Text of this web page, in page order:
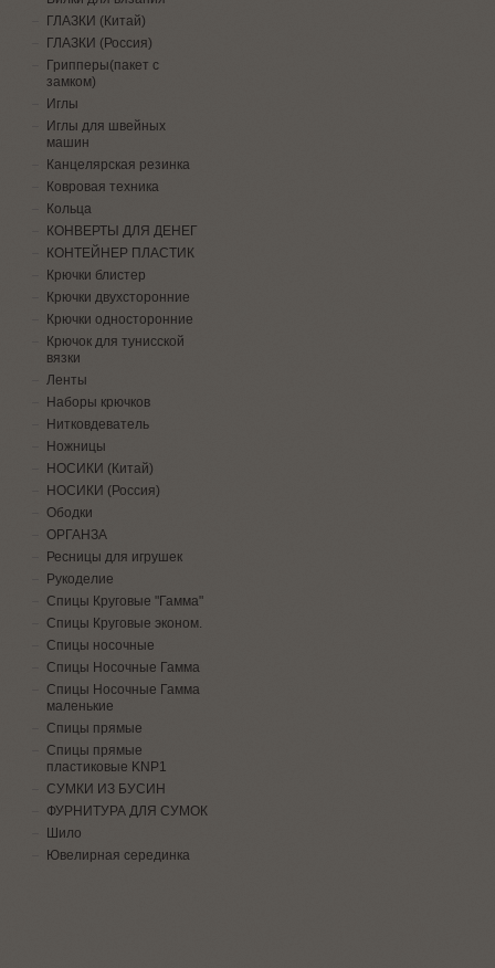
ГЛАЗКИ (Китай)
ГЛАЗКИ (Россия)
Грипперы(пакет с
замком)
Иглы
Иглы для швейных
машин
Канцелярская резинка
Ковровая техника
Кольца
КОНВЕРТЫ ДЛЯ ДЕНЕГ
КОНТЕЙНЕР ПЛАСТИК
Крючки блистер
Крючки двухсторонние
Крючки односторонние
Крючок для тунисской
вязки
Ленты
Наборы крючков
Нитковдеватель
Ножницы
НОСИКИ (Китай)
НОСИКИ (Россия)
Ободки
ОРГАНЗА
Ресницы для игрушек
Рукоделие
Спицы Круговые "Гамма"
Спицы Круговые эконом.
Спицы носочные
Спицы Носочные Гамма
Спицы Носочные Гамма
маленькие
Спицы прямые
Спицы прямые
пластиковые KNP1
СУМКИ ИЗ БУСИН
ФУРНИТУРА ДЛЯ СУМОК
Шило
Ювелирная серединка